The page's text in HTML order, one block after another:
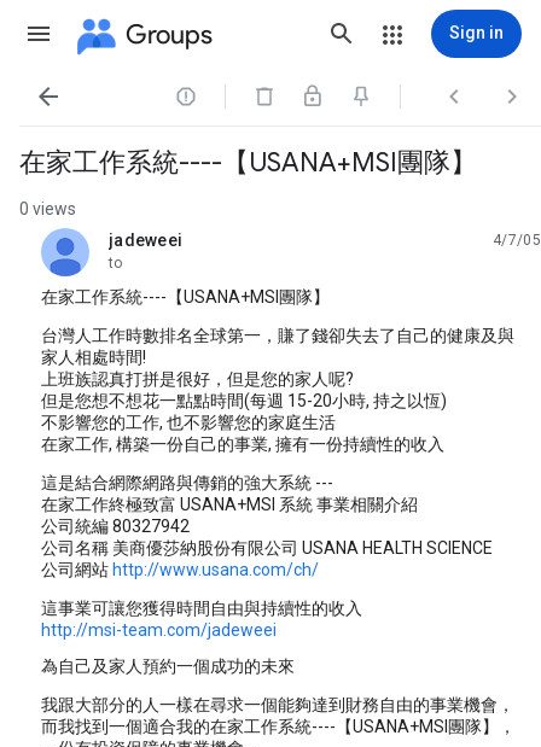
Groups Sign in
   
在家工作系統----【USANA+MSI團隊】
0 views
jadeweei
unread,
4/7/05
to
在家工作系統----【USANA+MSI團隊】
台灣人工作時數排名全球第一，賺了錢卻失去了自己的健康及與
家人相處時間!
上班族認真打拼是很好，但是您的家人呢?
但是您想不想花一點點時間(每週 15-20小時, 持之以恆)
不影響您的工作, 也不影響您的家庭生活
在家工作, 構築一份自己的事業, 擁有一份持續性的收入
這是結合網際網路與傳銷的強大系統 ---
在家工作終極致富 USANA+MSI 系統 事業相關介紹
公司統編 80327942
公司名稱 美商優莎納股份有限公司 USANA HEALTH SCIENCE
公司網站 http://www.usana.com/ch/
這事業可讓您獲得時間自由與持續性的收入
http://msi-team.com/jadeweei
為自己及家人預約一個成功的未來
我跟大部分的人一樣在尋求一個能夠達到財務自由的事業機會，
而我找到一個適合我的在家工作系統----【USANA+MSI團隊】，